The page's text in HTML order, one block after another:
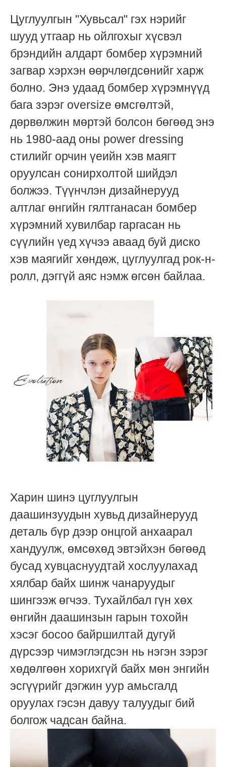
Цуглуулгын "Хувьсал" гэх нэрийг
шууд утгаар нь ойлгохыг хүсвэл
брэндийн алдарт бомбер хүрэмний
загвар хэрхэн өөрчлөгдсөнийг харж
болно. Энэ удаад бомбер хүрэмнүүд
бага зэрэг oversize өмсгөлтэй,
дөрвөлжин мөртэй болсон бөгөөд энэ
нь 1980-аад оны power dressing
стилийг орчин үеийн хэв маягт
оруулсан сонирхолтой шийдэл
болжээ. Түүнчлэн дизайнерууд
алтлаг өнгийн гялтганасан бомбер
хүрэмний хувилбар гаргасан нь
сүүлийн үед хүчээ аваад буй диско
хэв маягийг хөндөж, цуглуулгад рок-н-
ролл, дэггүй аяс нэмж өгсөн байлаа.
Харин шинэ цуглуулгын
даашинзуудын хувьд дизайнерууд
деталь бүр дээр онцгой анхаарал
хандуулж, өмсөхөд эвтэйхэн бөгөөд
бусад хувцаснуудтай хослуулахад
хялбар байх шинж чанаруудыг
шингээж өгчээ. Тухайлбал гүн хөх
өнгийн даашинзын гарын тохойн
хэсэг босоо байршилтай дугуй
дүрсээр чимэглэгдсэн нь нэгэн зэрэг
хөдөлгөөн хорихгүй байх мөн энгийн
эсгүүрийг дэгжин уур амьсгалд
оруулах гэсэн давуу талуудыг бий
болгож чадсан байна.